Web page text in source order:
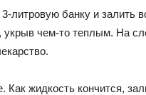
банку и залить
укрыв чем-то теплым. На
Как жидкость кончится,